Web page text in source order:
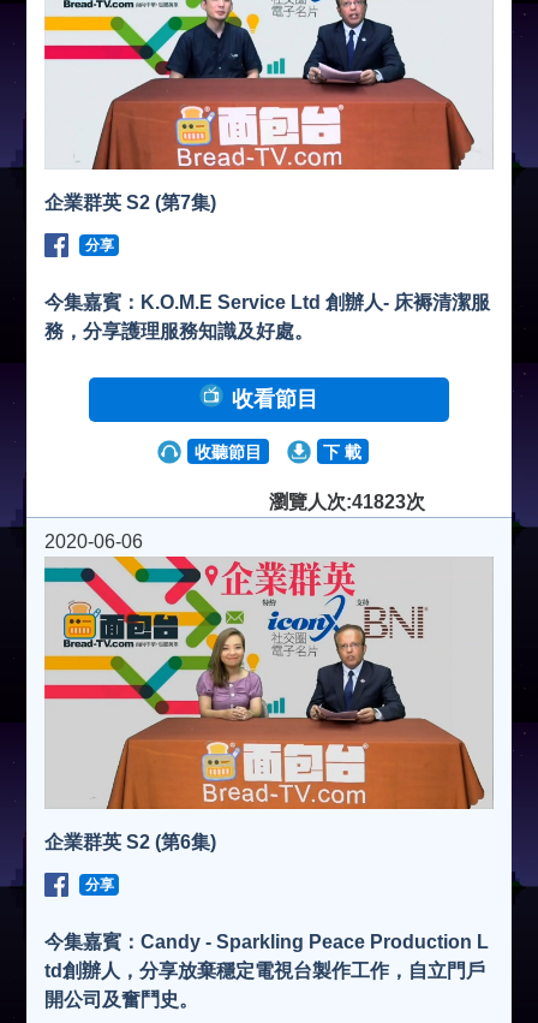
企業群英 S2 (第7集)
分享
今集嘉賓：K.O.M.E Service Ltd 創辦人- 床褥清潔服
務，分享護理服務知識及好處。
收看節目
收聽節目 下 載
瀏覽人次:41823次
2020-06-06
企業群英 S2 (第6集)
分享
今集嘉賓：Candy - Sparkling Peace Production L
td創辦人，分享放棄穩定電視台製作工作，自立門戶
開公司及奮鬥史。